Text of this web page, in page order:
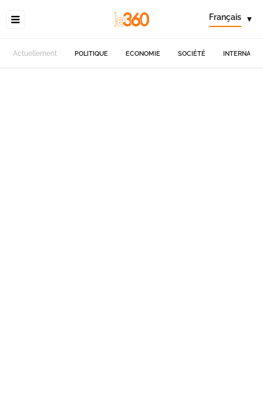
Français ▾
Actuellement POLITIQUE ECONOMIE SOCIÉTÉ